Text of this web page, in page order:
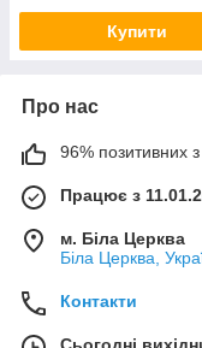
Купити
Про нас
96% позитивних з
Працює з
м. Біла Церква
Біла Церква,
Контакти
Сьогодні